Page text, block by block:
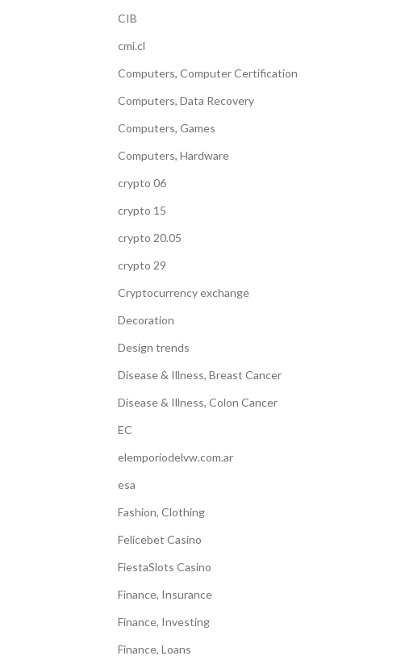
CIB
cmi.cl
Computers, Computer Certification
Computers, Data Recovery
Computers, Games
Computers, Hardware
crypto 06
crypto 15
crypto 20.05
crypto 29
Cryptocurrency exchange
Decoration
Design trends
Disease & Illness, Breast Cancer
Disease & Illness, Colon Cancer
EC
elemporiodelvw.com.ar
esa
Fashion, Clothing
Felicebet Casino
FiestaSlots Casino
Finance, Insurance
Finance, Investing
Finance, Loans